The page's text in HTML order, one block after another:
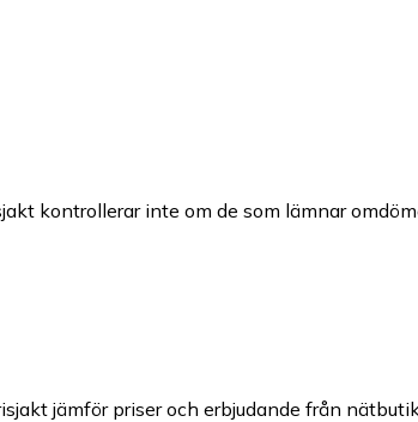
kontrollerar inte om de som lämnar
jämför priser och erbjudande från